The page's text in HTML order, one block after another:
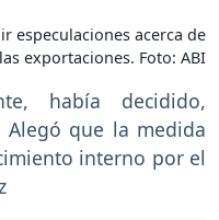
especulaciones acerca de
las exportaciones. Foto: ABI
había decidido,
Alegó que la medida
interno por el